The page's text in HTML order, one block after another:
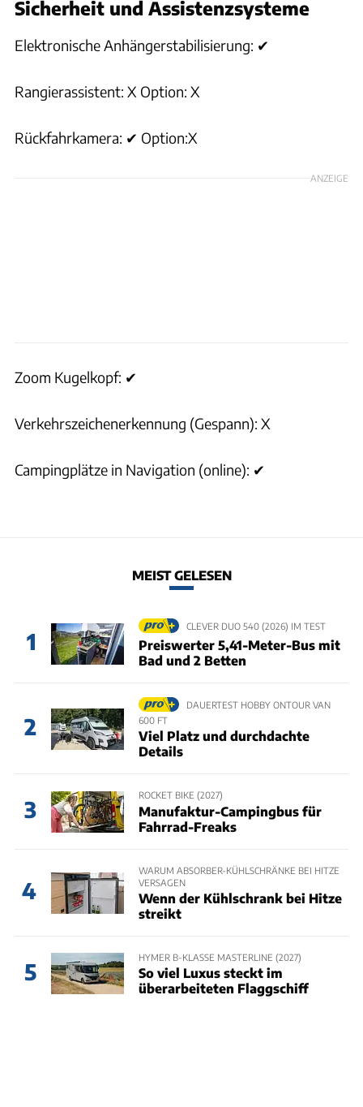
Sicherheit und Assistenzsysteme
Elektronische Anhängerstabilisierung: ✔
Rangierassistent: X Option: X
Rückfahrkamera: ✔ Option:X
ANZEIGE
Zoom Kugelkopf: ✔
Verkehrszeichenerkennung (Gespann): X
Campingplätze in Navigation (online): ✔
MEIST GELESEN
1
CLEVER DUO 540 (2026) IM TEST
Preiswerter 5,41-Meter-Bus mit
Bad und 2 Betten
2
DAUERTEST HOBBY ONTOUR VAN
600 FT
Viel Platz und durchdachte
Details
3
ROCKET BIKE (2027)
Manufaktur-Campingbus für
Fahrrad-Freaks
4
WARUM ABSORBER-KÜHLSCHRÄNKE BEI HITZE
VERSAGEN
Wenn der Kühlschrank bei Hitze
streikt
5
HYMER B-KLASSE MASTERLINE (2027)
So viel Luxus steckt im
überarbeiteten Flaggschiff